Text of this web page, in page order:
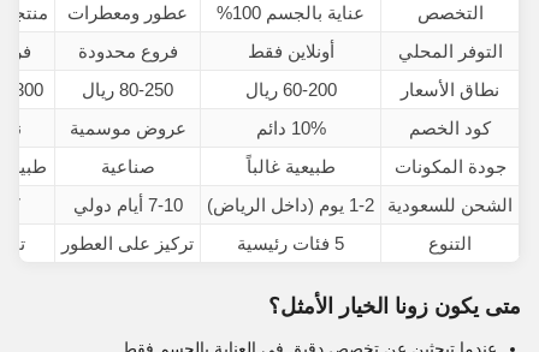
التخصص عناية بالجسم 100% عطور ومعطرات
التوفر المحلي
أونلاين فقط فروع محدودة
نطاق الأسعار
60-200 ريال 80-250 ريال
100-300
كود الخصم
10% دائم عروض موسمية
جودة المكونات
طبيعية غالباً صناعية
الشحن للسعودية
1-2 يوم (داخل الرياض) 7-10 أيام دولي
5-7
التنوع
5 فئات رئيسية تركيز على العطور
متى يكون زونا الخيار الأمثل؟